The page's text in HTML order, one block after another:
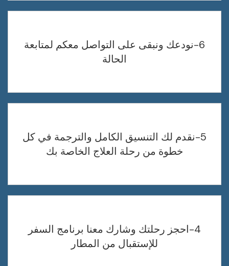
6-نودعك ونبقى على التواصل معكم لمتابعة
الحالة
5-نقدم لك التنسيق الكامل والترجمة في كل
خطوة من رحلة العلاج الخاصة بك
4-احجز رحلتك وشارك معنا برنامج السفر
للإستقبال من المطار